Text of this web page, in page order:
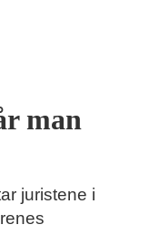
man
juristene i